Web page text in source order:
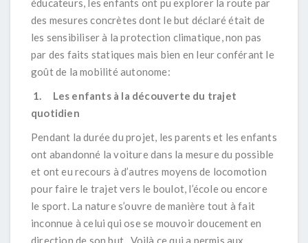
des mesures concrètes dont le but déclaré était de
les sensibiliser à la protection climatique, non pas
par des faits statiques mais bien en leur conférant le
goût de la mobilité autonome:
1.
Les enfants à la découverte du trajet
quotidien
Pendant la durée du projet, les parents et les enfants
ont abandonné la voiture dans la mesure du possible
et ont eu recours à d’autres moyens de locomotion
pour faire le trajet vers le boulot, l’école ou encore
le sport. La nature s’ouvre de manière tout à fait
inconnue à celui qui ose se mouvoir doucement en
direction de son but. Voilà ce qui a permis aux